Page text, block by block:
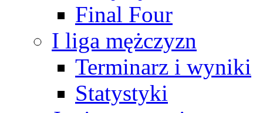
Final Four
I liga mężczyzn
Terminarz i wyniki
Statystyki